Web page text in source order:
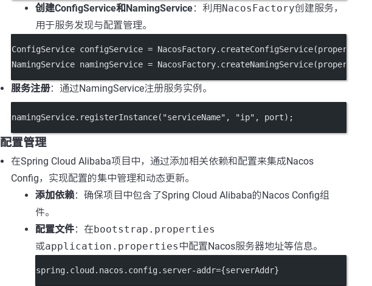
创建ConfigService和NamingService：利用NacosFactory创建服务，
用于服务发现与配置管理。
ConfigService configService = NacosFactory. createConfigService(properties);
NamingService namingService = NacosFactory. createNamingService(properties);
服务注册：通过NamingService注册服务实例。
namingService. registerInstance( "serviceName" , "ip" , port);
配置管理
在Spring Cloud Alibaba项目中，通过添加相关依赖和配置来集成Nacos
Config，实现配置的集中管理和动态更新。
添加依赖：确保项目中包含了Spring Cloud Alibaba的Nacos Config组
件。
配置文件：在bootstrap.properties
或application.properties 中配置Nacos服务器地址等信息。
spring.cloud.nacos.config.server-addr={serverAddr}